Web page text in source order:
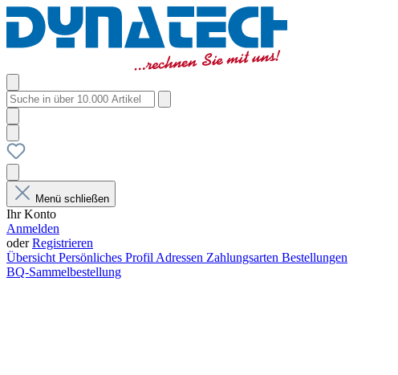
Menü schließen
Ihr Konto
Anmelden
oderRegistrieren
Übersicht Persönliches Profil Adressen Zahlungsarten Bestellungen
BQ-Sammelbestellung